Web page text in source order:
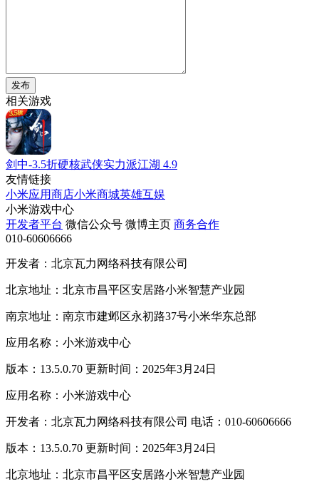
发布
相关游戏
剑中-3.5折硬核武侠实力派江湖 4.9
友情链接
小米应用商店小米商城英雄互娱
小米游戏中心
开发者平台 微信公众号 微博主页 商务合作
010-60606666
开发者：北京瓦力网络科技有限公司
北京地址：北京市昌平区安居路小米智慧产业园
南京地址：南京市建邺区永初路37号小米华东总部
应用名称：小米游戏中心
版本：13.5.0.70 更新时间：2025年3月24日
应用名称：小米游戏中心
开发者：北京瓦力网络科技有限公司 电话：010-60606666
版本：13.5.0.70 更新时间：2025年3月24日
北京地址：北京市昌平区安居路小米智慧产业园